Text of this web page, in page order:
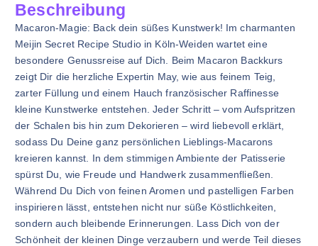
Beschreibung
Macaron-Magie: Back dein süßes Kunstwerk! Im charmanten
Meijin Secret Recipe Studio in Köln-Weiden wartet eine
besondere Genussreise auf Dich. Beim Macaron Backkurs
zeigt Dir die herzliche Expertin May, wie aus feinem Teig,
zarter Füllung und einem Hauch französischer Raffinesse
kleine Kunstwerke entstehen. Jeder Schritt – vom Aufspritzen
der Schalen bis hin zum Dekorieren – wird liebevoll erklärt,
sodass Du Deine ganz persönlichen Lieblings-Macarons
kreieren kannst. In dem stimmigen Ambiente der Patisserie
spürst Du, wie Freude und Handwerk zusammenfließen.
Während Du Dich von feinen Aromen und pastelligen Farben
inspirieren lässt, entstehen nicht nur süße Köstlichkeiten,
sondern auch bleibende Erinnerungen. Lass Dich von der
Schönheit der kleinen Dinge verzaubern und werde Teil dieses